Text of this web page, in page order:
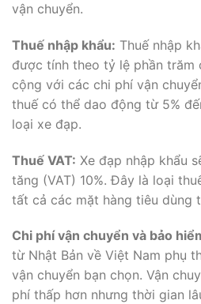
vận chuyển.
Thuế nhập khẩu: Thuế nhập
được tính theo tỷ lệ phần trăm
cộng với các chi phí vận
thuế có thể dao động từ 5%
loại xe đạp.
Thuế VAT: Xe đạp nhập khẩu
tăng (VAT) 10%. Đây là loại
tất cả các mặt hàng tiêu dùng
Chi phí vận chuyển và bảo
từ Nhật Bản về Việt Nam phụ
vận chuyển bạn chọn. Vận
phí thấp hơn nhưng thời gian